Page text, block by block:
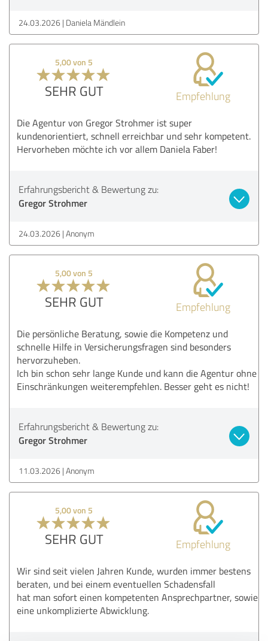
24.03.2026 Daniela Mändlein
5,00 von 5
SEHR GUT Empfehlung
Die Agentur von Gregor Strohmer ist super
kundenorientiert, schnell erreichbar und sehr kompetent.
Hervorheben möchte ich vor allem Daniela Faber!
Erfahrungsbericht & Bewertung zu:
Gregor Strohmer
24.03.2026 Anonym
5,00 von 5
SEHR GUT Empfehlung
Die persönliche Beratung, sowie die Kompetenz und
schnelle Hilfe in Versicherungsfragen sind besonders
hervorzuheben.
Ich bin schon sehr lange Kunde und kann die Agentur ohne
Einschränkungen weiterempfehlen. Besser geht es nicht!
Erfahrungsbericht & Bewertung zu:
Gregor Strohmer
11.03.2026 Anonym
5,00 von 5
SEHR GUT Empfehlung
Wir sind seit vielen Jahren Kunde, wurden immer bestens
beraten, und bei einem eventuellen Schadensfall
hat man sofort einen kompetenten Ansprechpartner, sowie
eine unkomplizierte Abwicklung.